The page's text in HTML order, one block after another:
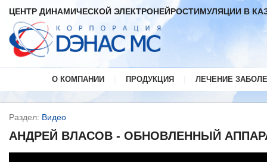
ЦЕНТР ДИНАМИЧЕСКОЙ ЭЛЕКТРОНЕЙРОСТИМУЛЯЦИИ В
О КОМПАНИИ ПРОДУКЦИЯ ЛЕЧЕНИЕ
Раздел: Видео
АНДРЕЙ ВЛАСОВ - ОБНОВЛЕННЫЙ